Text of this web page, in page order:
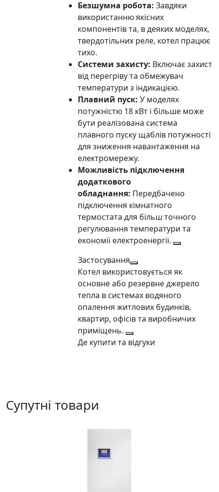
Безшумна робота: Завдяки
використанню якісних
компонентів та, в деяких моделях,
твердотільних реле, котел працює
тихо.
Системи захисту: Включає захист
від перегріву та обмежувач
температури з індикацією.
Плавний пуск: У моделях
потужністю 18 кВт і більше може
бути реалізована система
плавного пуску щаблів потужності
для зниження навантаження на
електромережу.
Можливість підключення
додаткового
обладнання: Передбачено
підключення кімнатного
термостата для більш точного
регулювання температури та
економії електроенергії.
Застосування
Котел використовується як
основне або резервне джерело
тепла в системах водяного
опалення житлових будинків,
квартир, офісів та виробничих
приміщень.
Де купити та відгуки
Супутні товари